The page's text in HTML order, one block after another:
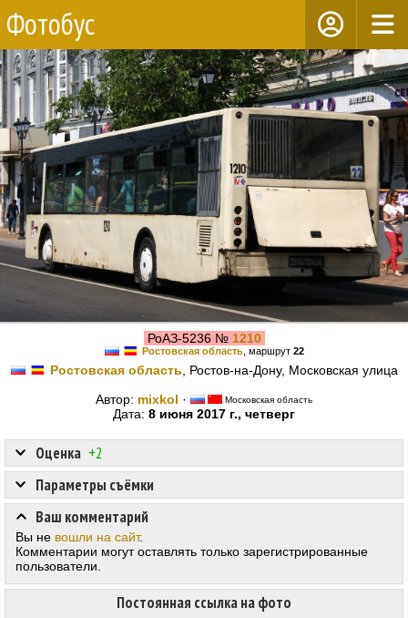
Фотобус
РоАЗ-5236 № 1210
Ростовская область, маршрут 22
Ростовская область , Ростов-на-Дону, Московская улица
Автор: mixkol · Московская область
Дата: 8 июня 2017 г., четверг
Оценка +2
Постоянная ссылка на фото
Параметры съёмки
Ваш комментарий
Вы не вошли на сайт.
Комментарии могут оставлять только зарегистрированные
пользователи.